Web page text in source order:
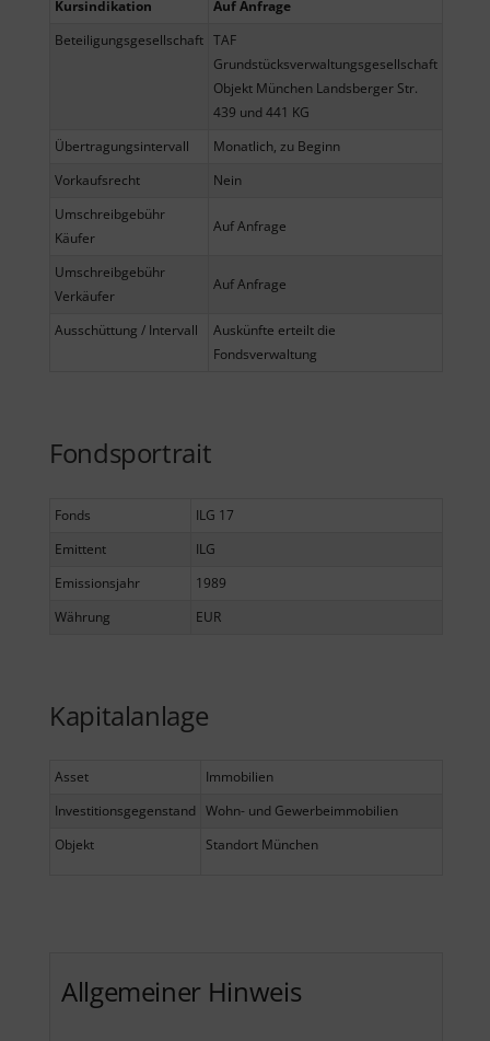
Kursindikation
Auf Anfrage
Beteiligungsgesellschaft TAF
Grundstücksverwaltungsgesellschaft
Objekt München Landsberger Str.
439 und 441 KG
Übertragungsintervall
Monatlich, zu Beginn
Vorkaufsrecht
Nein
Umschreibgebühr
Käufer
Auf Anfrage
Umschreibgebühr
Verkäufer
Auf Anfrage
Ausschüttung / Intervall
Auskünfte erteilt die
Fondsverwaltung
Fondsportrait
Fonds
ILG 17
Emittent
ILG
Emissionsjahr
1989
Währung
EUR
Kapitalanlage
Asset
Immobilien
Investitionsgegenstand Wohn- und Gewerbeimmobilien
Objekt
Standort München
Allgemeiner Hinweis